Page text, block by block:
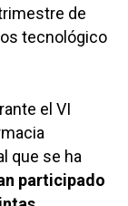
de
tecnológico
el VI
que se ha
participado